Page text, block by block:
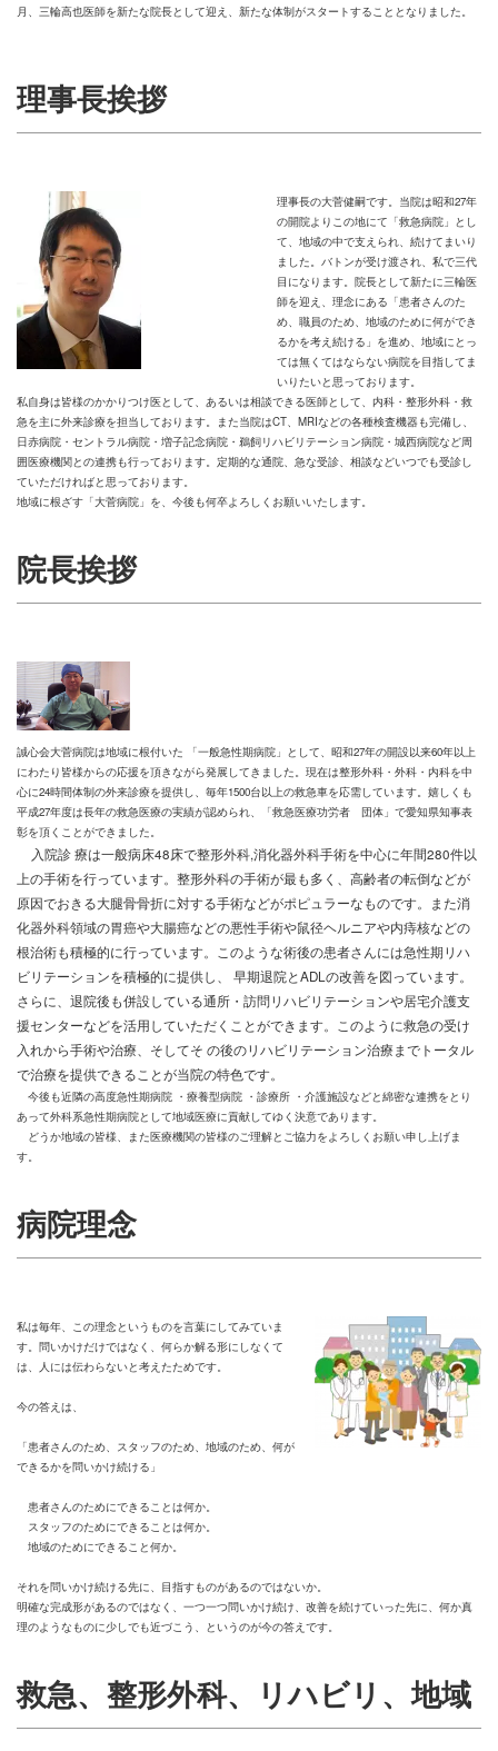
月、三輪高也医師を新たな院長として迎え、新たな体制がスタートすることとなりました。
理事長挨拶
理事長の大菅健嗣です。当院は昭和27年
の開院よりこの地にて「救急病院」とし
て、地域の中で支えられ、続けてまいり
ました。バトンが受け渡され、私で三代
目になります。院長として新たに三輪医
師を迎え、理念にある「患者さんのた
め、職員のため、地域のために何ができ
るかを考え続ける」を進め、地域にとっ
ては無くてはならない病院を目指してま
いりたいと思っております。
私自身は皆様のかかりつけ医として、あるいは相談できる医師として、内科・整形外科・救
急を主に外来診療を担当しております。また当院はCT、MRIなどの各種検査機器も完備し、
日赤病院・セントラル病院・増子記念病院・鵜飼リハビリテーション病院・城西病院など周
囲医療機関との連携も行っております。定期的な通院、急な受診、相談などいつでも受診し
ていただければと思っております。
地域に根ざす「大菅病院」を、今後も何卒よろしくお願いいたします。
院長挨拶
誠心会大菅病院は地域に根付いた 「一般急性期病院」として、昭和27年の開設以来60年以上
にわたり皆様からの応援を頂きながら発展してきました。現在は整形外科・外科・内科を中
心に24時間体制の外来診療を提供し、毎年1500台以上の救急車を応需しています。嬉しくも
平成27年度は長年の救急医療の実績が認められ、「救急医療功労者 団体」で愛知県知事表
彰を頂くことができました。
入院診療は一般病床48床で整形外科,消化器外科手術を中心に年間280件以
上の手術を行っています。整形外科の手術が最も多く、高齢者の転倒などが
原因でおきる大腿骨骨折に対する手術などがポピュラーなものです。また消
化器外科領域の胃癌や大腸癌などの悪性手術や鼠径ヘルニアや内痔核などの
根治術も積極的に行っています。このような術後の患者さんには急性期リハ
ビリテーションを積極的に提供し、 早期退院とADLの改善を図っています。
さらに、退院後も併設している通所・訪問リハビリテーションや居宅介護支
援センターなどを活用していただくことができます。このように救急の受け
入れから手術や治療、そしてそ の後のリハビリテーション治療までトータル
で治療を提供できることが当院の特色です。
今後も近隣の高度急性期病院 ・療養型病院 ・診療所 ・介護施設などと綿密な連携をとり
あって外科系急性期病院として地域医療に貢献してゆく決意であります。
どうか地域の皆様、また医療機関の皆様のご理解とご協力をよろしくお願い申し上げま
す。
病院理念
私は毎年、この理念というものを言葉にしてみていま
す。問いかけだけではなく、何らか解る形にしなくて
は、人には伝わらないと考えたためです。
今の答えは、
「患者さんのため、スタッフのため、地域のため、何が
できるかを問いかけ続ける」
患者さんのためにできることは何か。
スタッフのためにできることは何か。
地域のためにできること何か。
それを問いかけ続ける先に、目指すものがあるのではないか。
明確な完成形があるのではなく、一つ一つ問いかけ続け、改善を続けていった先に、何か真
理のようなものに少しでも近づこう、というのが今の答えです。
救急、整形外科、リハビリ、地域